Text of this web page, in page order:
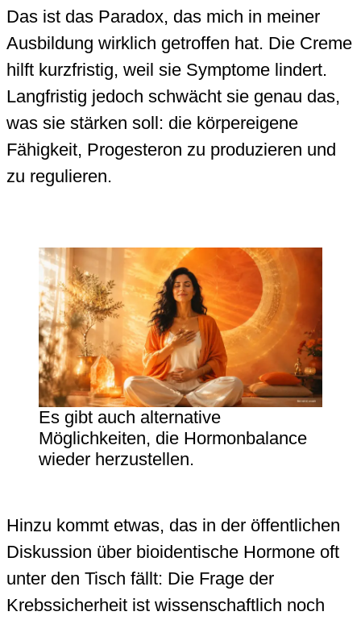
Das ist das Paradox, das mich in meiner
Ausbildung wirklich getroffen hat. Die Creme
hilft kurzfristig, weil sie Symptome lindert.
Langfristig jedoch schwächt sie genau das,
was sie stärken soll: die körpereigene
Fähigkeit, Progesteron zu produzieren und
zu regulieren.
Es gibt auch alternative
Möglichkeiten, die Hormonbalance
wieder herzustellen.
Hinzu kommt etwas, das in der öffentlichen
Diskussion über bioidentische Hormone oft
unter den Tisch fällt: Die Frage der
Krebssicherheit ist wissenschaftlich noch